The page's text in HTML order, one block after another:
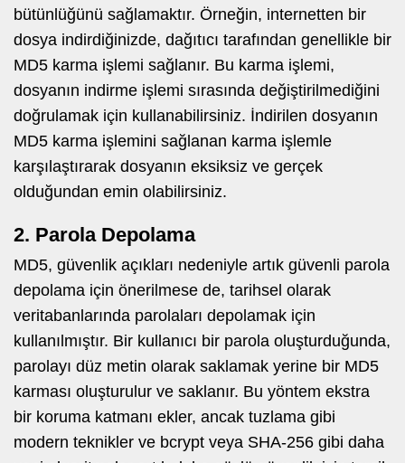
bütünlüğünü sağlamaktır. Örneğin, internetten bir
dosya indirdiğinizde, dağıtıcı tarafından genellikle bir
MD5 karma işlemi sağlanır. Bu karma işlemi,
dosyanın indirme işlemi sırasında değiştirilmediğini
doğrulamak için kullanabilirsiniz. İndirilen dosyanın
MD5 karma işlemini sağlanan karma işlemle
karşılaştırarak dosyanın eksiksiz ve gerçek
olduğundan emin olabilirsiniz.
2. Parola Depolama
MD5, güvenlik açıkları nedeniyle artık güvenli parola
depolama için önerilmese de, tarihsel olarak
veritabanlarında parolaları depolamak için
kullanılmıştır. Bir kullanıcı bir parola oluşturduğunda,
parolayı düz metin olarak saklamak yerine bir MD5
karması oluşturulur ve saklanır. Bu yöntem ekstra
bir koruma katmanı ekler, ancak tuzlama gibi
modern teknikler ve bcrypt veya SHA-256 gibi daha